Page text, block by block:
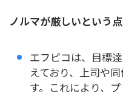
ノルマが厳しいという
エフピコは、目標
えており、上司や
す。これにより、